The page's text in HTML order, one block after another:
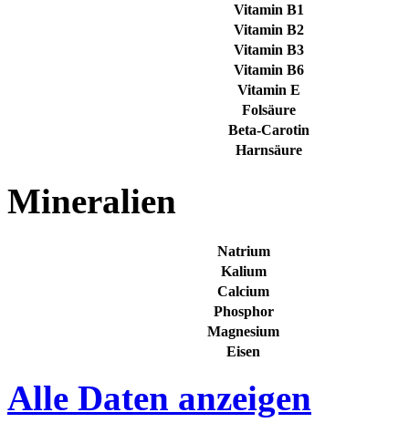
Vitamin B1
Vitamin B2
Vitamin B3
Vitamin B6
Vitamin E
Folsäure
Beta-Carotin
Harnsäure
Mineralien
Natrium
Kalium
Calcium
Phosphor
Magnesium
Eisen
Alle Daten anzeigen